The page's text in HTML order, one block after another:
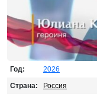
Год:
2026
Страна:
Россия